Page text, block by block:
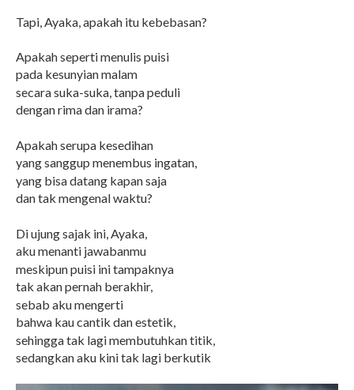
Tapi, Ayaka, apakah itu kebebasan?
Apakah seperti menulis puisi
pada kesunyian malam
secara suka-suka, tanpa peduli
dengan rima dan irama?
Apakah serupa kesedihan
yang sanggup menembus ingatan,
yang bisa datang kapan saja
dan tak mengenal waktu?
Di ujung sajak ini, Ayaka,
aku menanti jawabanmu
meskipun puisi ini tampaknya
tak akan pernah berakhir,
sebab aku mengerti
bahwa kau cantik dan estetik,
sehingga tak lagi membutuhkan titik,
sedangkan aku kini tak lagi berkutik